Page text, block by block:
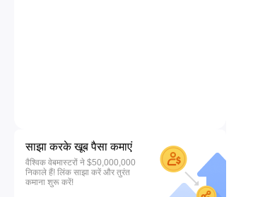
साझा करके खूब पैसा कमाएं
वैश्विक वेबमास्टरों ने $50,000,000
निकाले हैं! लिंक साझा करें और तुरंत
कमाना शुरू करें!